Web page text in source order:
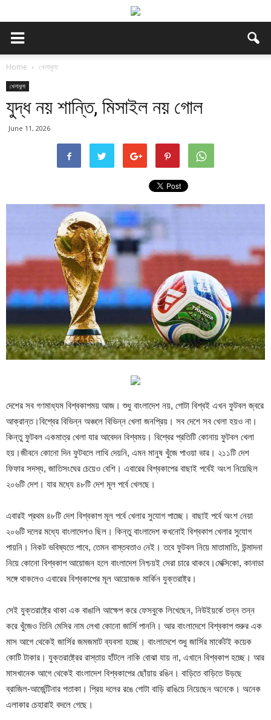
Home খেলাধুলা
খেলাধুলা
যুদ্ধ নয় শান্তি, মিসাইল নয় গোল
June 11, 2026
দেশের সব গণমাধ্যম বিশ্বকাপময় আজ। শুধু বাংলাদেশ নয়, গোটা বিশ্বই এখন ফুটবল জ্বরে
আক্রান্ত।বিশ্বের বিভিন্ন অঞ্চলে বিভিন্ন খেলা জনপ্রিয়। সব দেশে সব খেলা হয়ও না।
কিন্তু ফুটবল একমাত্র খেলা যার আবেদন বিশ্বময়। বিশ্বের প্রতিটি কোনায় ফুটবল খেলা
হয়।জীবনে কোনো দিন ফুটবলে লাথি দেয়নি, এমন মানুষ খুঁজে পাওয়া ভার। ২১১টি দেশ
ফিফার সদস্য, জাতিসংঘের চেয়েও বেশি। এবারের বিশ্বকাপের বাছাই পর্বেই অংশ নিয়েছিল
২০৬টি দেশ। যার মধ্যে ৪৮টি দেশ মূল পর্বে খেলছে।
এবারই প্রথম ৪৮টি দেশ বিশ্বকাপ মূল পর্বে খেলার সুযোগ পাচ্ছে। বাছাই পর্বে অংশ নেয়া
২০৬টি দলের মধ্যে বাংলাদেশও ছিল। কিন্তু বাংলাদেশ কখনোই বিশ্বকাপ খেলার সুযোগ
পায়নি। নিকট ভবিষ্যতে পাবে, তেমন বাস্তবতাও নেই। তবে ফুটবল নিয়ে মাতামাতি, উন্মাদনা
নিয়ে কোনো বিশ্বকাপ আয়োজন হলে বাংলাদেশ নিশ্চয়ই সেরা চারে থাকবে।মেক্সিকো, কানাডা
সঙ্গে থাকলেও এবারের বিশ্বকাপের মূল আয়োজক মার্কিন যুক্তরাষ্ট্র।
সেই যুক্তরাষ্ট্রে থাকা এক বাঙালি আক্ষেপ করে ফেসবুকে লিখেছেন, নিউইয়র্কে তন্ন তন্ন
করে খুঁজেও তিনি মেসির নাম লেখা কোনো জার্সি পাননি। আর বাংলাদেশে বিশ্বকাপ শুরুর এক
মাস আগে থেকেই জার্সির জমজমাট ব্যবসা হচ্ছে। বাংলাদেশে শুধু জার্সির মার্কেটই কয়েক
কোটি টাকার। যুক্তরাষ্ট্রের রাস্তায় হাঁটলে নাকি বোঝা যায় না, এখানে বিশ্বকাপ হচ্ছে। আর
মাসখানেক আগে থেকেই বাংলাদেশ বিশ্বকাপের ছোঁয়ায় রঙিন। বাড়িতে বাড়িতে উড়ছে
ব্রাজিল-আর্জেন্টিনার পতাকা। প্রিয় দলের রঙে গোটা বাড়ি রাঙিয়ে নিয়েছেন অনেকে। অনেক
এলাকার চেহারাই বদলে গেছে।